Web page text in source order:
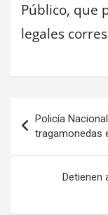
Público, que
legales
de
entradas
Policía
tragamonedas
Detienen